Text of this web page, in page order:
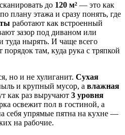
до 120 м² — это как
плану этажа и сразу понять, где
работают как встроенный
зазор под диваном или
туда нырять. И чаще всего
там, куда рука с тряпкой
но и не хулиганит. Сухая
и крупный мусор, а влажная
как раз выручают 3 уровня
освежит пол в гостиной, а
себя упрямые пятна на кухне —
на рабочие.